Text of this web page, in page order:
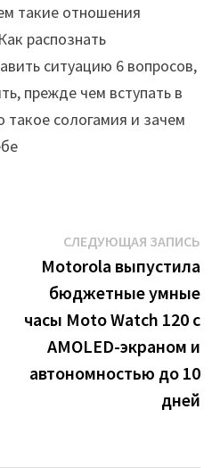
такие отношения
распознать
ситуацию 6 вопросов,
прежде чем вступать в
сологамия и зачем
СЛЕДУЮЩАЯ ЗАПИСЬ
Motorola выпустила
бюджетные умные
часы Moto Watch 120 с
AMOLED-экраном и
автономностью до 10
дней